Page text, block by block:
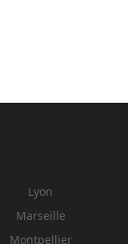
Lyon
Marseille
Montpellier